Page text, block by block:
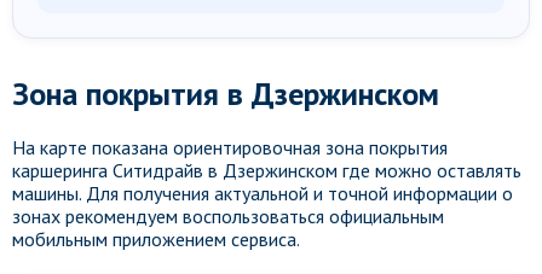
Зона покрытия в Дзержинском
На карте показана ориентировочная зона покрытия
каршеринга Ситидрайв в Дзержинском где можно оставлять
машины. Для получения актуальной и точной информации о
зонах рекомендуем воспользоваться официальным
мобильным приложением сервиса.